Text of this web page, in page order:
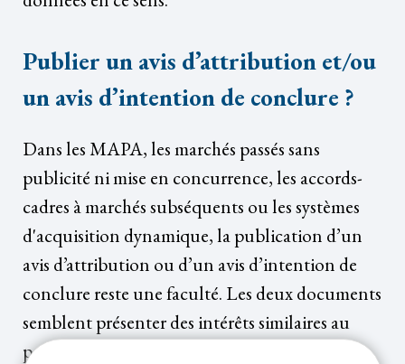
Publier un avis d’attribution et/ou
un avis d’intention de conclure ?
Dans les MAPA, les marchés passés sans
publicité ni mise en concurrence, les accords-
cadres à marchés subséquents ou les systèmes
d'acquisition dynamique, la publication d’un
avis d’attribution ou d’un avis d’intention de
conclure reste une faculté. Les deux documents
semblent présenter des intérêts similaires au
point que l’on peut se demander si l’acheteur a